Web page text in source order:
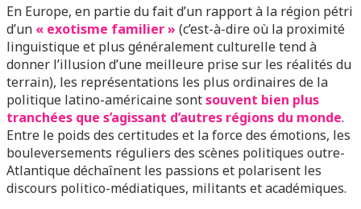
En Europe, en partie du fait d’un rapport à la région pétri
d’un « exotisme familier » (c’est-à-dire où la proximité
linguistique et plus généralement culturelle tend à
donner l’illusion d’une meilleure prise sur les réalités du
terrain), les représentations les plus ordinaires de la
politique latino-américaine sontsouvent bien plus
tranchées que s’agissant d’autres régions du monde.
Entre le poids des certitudes et la force des émotions, les
bouleversements réguliers des scènes politiques outre-
Atlantique déchaînent les passions et polarisent les
discours politico-médiatiques, militants et académiques.